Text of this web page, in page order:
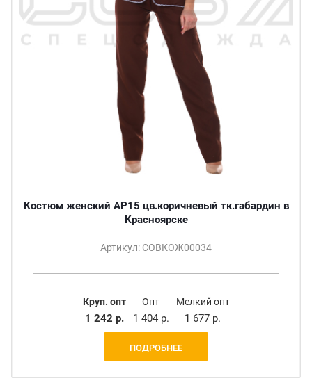
Костюм женский АР15 цв.коричневый тк.габардин в
Красноярске
Артикул: СОВКОЖ00034
Круп. опт
1 242 р.
Опт
1 404 р.
Мелкий опт
1 677 р.
ПОДРОБНЕЕ